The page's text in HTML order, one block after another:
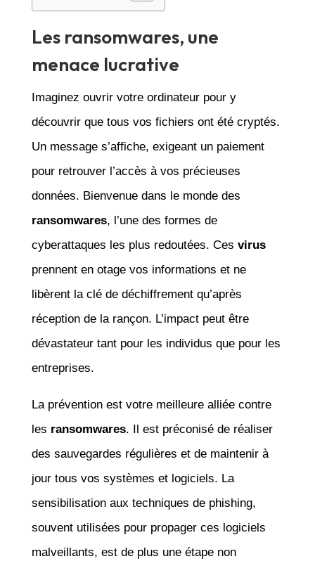
Les ransomwares, une
menace lucrative
Imaginez ouvrir votre ordinateur pour y
découvrir que tous vos fichiers ont été cryptés.
Un message s’affiche, exigeant un paiement
pour retrouver l’accès à vos précieuses
données. Bienvenue dans le monde des
ransomwares, l’une des formes de
cyberattaques les plus redoutées. Ces virus
prennent en otage vos informations et ne
libèrent la clé de déchiffrement qu’après
réception de la rançon. L’impact peut être
dévastateur tant pour les individus que pour les
entreprises.
La prévention est votre meilleure alliée contre
les ransomwares. Il est préconisé de réaliser
des sauvegardes régulières et de maintenir à
jour tous vos systèmes et logiciels. La
sensibilisation aux techniques de phishing,
souvent utilisées pour propager ces logiciels
malveillants, est de plus une étape non